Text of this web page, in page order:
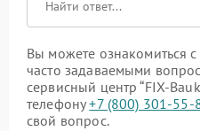
Вы можете ознакомиться
часто задаваемыми
сервисный центр “FIX-
телефону+7 (800) 301-55-
свой вопрос.